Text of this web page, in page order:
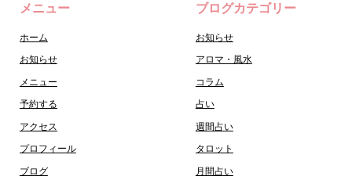
メニュー
ホーム
お知らせ
メニュー
予約する
アクセス
プロフィール
ブログ
ブログカテゴリー
お知らせ
アロマ・風水
コラム
占い
週間占い
タロット
月間占い